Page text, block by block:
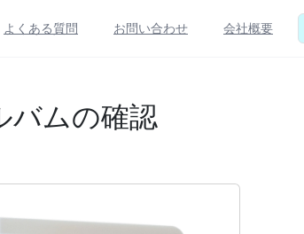
よくある質問 お問い合わせ 会社概要
バムの確認